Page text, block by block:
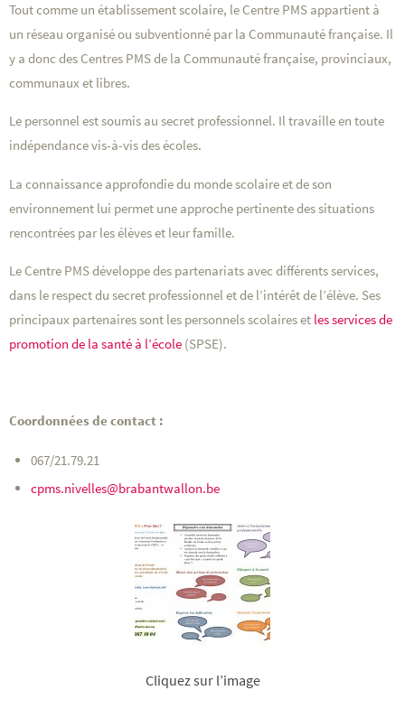
Tout comme un établissement scolaire, le Centre PMS appartient à
un réseau organisé ou subventionné par la Communauté française. Il
y a donc des Centres PMS de la Communauté française, provinciaux,
communaux et libres.
Le personnel est soumis au secret professionnel. Il travaille en toute
indépendance vis-à-vis des écoles.
La connaissance approfondie du monde scolaire et de son
environnement lui permet une approche pertinente des situations
rencontrées par les élèves et leur famille.
Le Centre PMS développe des partenariats avec différents services,
dans le respect du secret professionnel et de l’intérêt de l’élève. Ses
principaux partenaires sont les personnels scolaires et les services de
promotion de la santé à l’école (SPSE).
Coordonnées de contact :
067/21.79.21
cpms.nivelles@brabantwallon.be
Cliquez sur l’image